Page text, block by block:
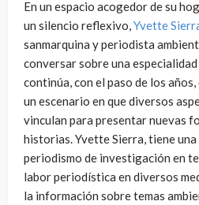
En un espacio acogedor de su
un silencio reflexivo,Yvette
sanmarquina y periodista
conversar sobre una
continúa, con el paso de los
un escenario en que diversos
vinculan para presentar nuevas
historias. Yvette Sierra, tiene
periodismo de investigación en
labor periodística en diversos
la información sobre temas